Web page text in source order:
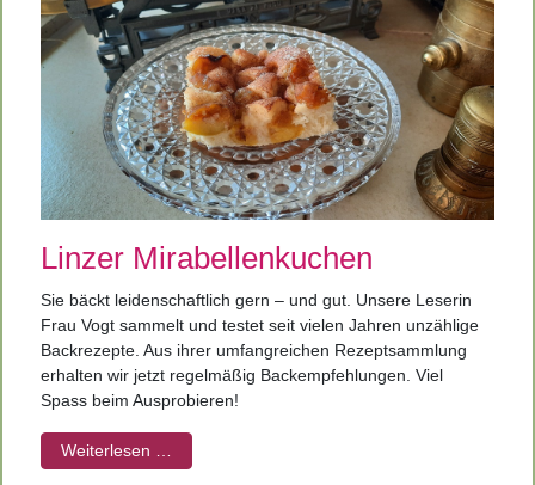
Linzer Mirabellenkuchen
Sie bäckt leidenschaftlich gern – und gut. Unsere Leserin
Frau Vogt sammelt und testet seit vielen Jahren unzählige
Backrezepte. Aus ihrer umfangreichen Rezeptsammlung
erhalten wir jetzt regelmäßig Backempfehlungen. Viel
Spass beim Ausprobieren!
Weiterlesen …